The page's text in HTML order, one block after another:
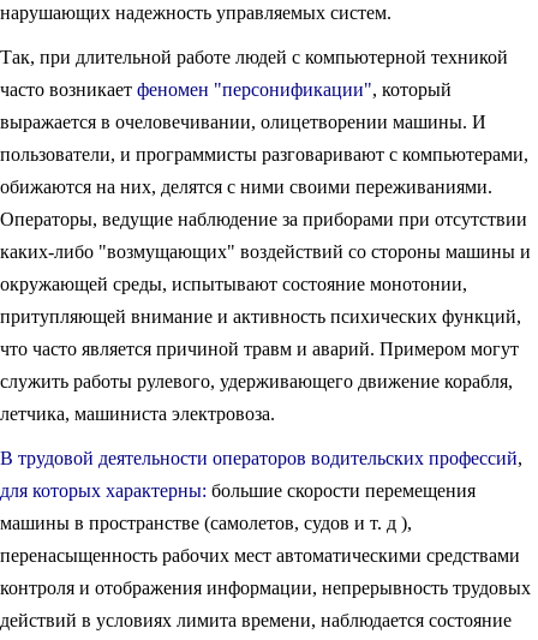
нарушающих надежность управляемых систем.
Так, при длительной работе людей с компьютерной техникой
часто возникает феномен "персонификации", который
выражается в очеловечивании, олицетворении машины. И
пользователи, и программисты разговаривают с компьютерами,
обижаются на них, делятся с ними своими переживаниями.
Операторы, ведущие наблюдение за приборами при отсутствии
каких-либо "возмущающих" воздействий со стороны машины и
окружающей среды, испытывают состояние монотонии,
притупляющей внимание и активность психических функций,
что часто является причиной травм и аварий. Примером могут
служить работы рулевого, удерживающего движение корабля,
летчика, машиниста электровоза.
В трудовой деятельности операторов водительских профессий,
для которых характерны: большие скорости перемещения
машины в пространстве (самолетов, судов и т. д ),
перенасыщенность рабочих мест автоматическими средствами
контроля и отображения информации, непрерывность трудовых
действий в условиях лимита времени, наблюдается состояние